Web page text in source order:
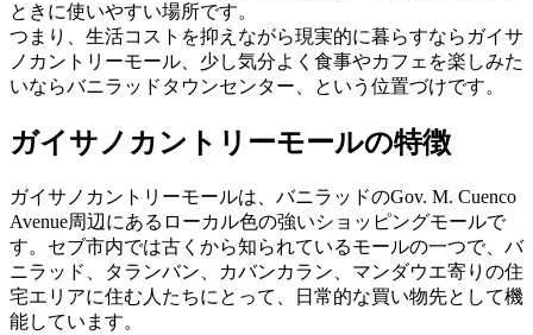
ときに使いやすい場所です。
つまり、生活コストを抑えながら現実的に暮らすならガイサ
ノカントリーモール、少し気分よく食事やカフェを楽しみた
いならバニラッドタウンセンター、という位置づけです。
ガイサノカントリーモールの特徴
ガイサノカントリーモールは、バニラッドのGov. M. Cuenco
Avenue周辺にあるローカル色の強いショッピングモールで
す。セブ市内では古くから知られているモールの一つで、バ
ニラッド、タランバン、カバンカラン、マンダウエ寄りの住
宅エリアに住む人たちにとって、日常的な買い物先として機
能しています。